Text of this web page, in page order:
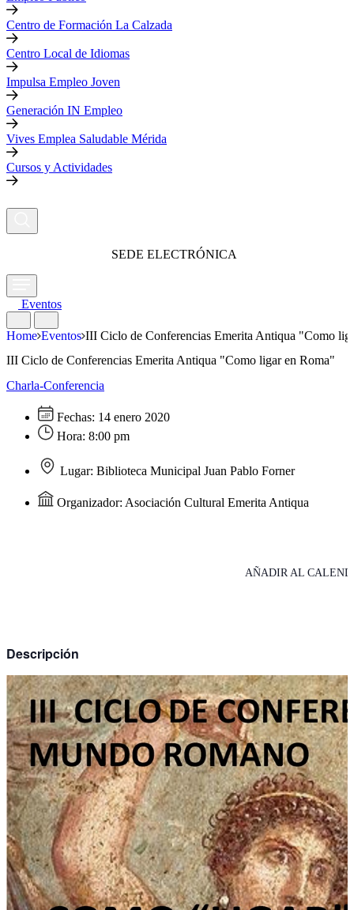
Centro de Formación La Calzada
Centro Local de Idiomas
Impulsa Empleo Joven
Generación IN Empleo
Vives Emplea Saludable Mérida
Cursos y Actividades
SEDE ELECTRÓNICA
Eventos
Home Eventos III Ciclo de Conferencias Emerita Antiqua "Como
III Ciclo de Conferencias Emerita Antiqua "Como ligar en Roma"
Charla-Conferencia
Fechas: 14 enero 2020
Hora: 8:00 pm
Lugar: Biblioteca Municipal Juan Pablo Forner
Organizador: Asociación Cultural Emerita Antiqua
AÑADIR AL
Descripción